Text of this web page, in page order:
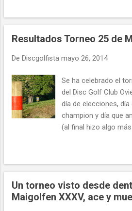
Anders en el H22
tiempo, sol, unos 18
preparar los hoyos p...
Resultados Torneo 25 de
De Discgolfista mayo 26, 2014
Se ha celebrado el
del Disc Golf Club
día de elecciones,
champion y día que
(al final hizo algo
inconvenientes 19
que se estrenaban
la mano de Javier del
categoría SUB 12 y
una puntuación muy
Un torneo visto desde
Maigolfen XXXV, ace y